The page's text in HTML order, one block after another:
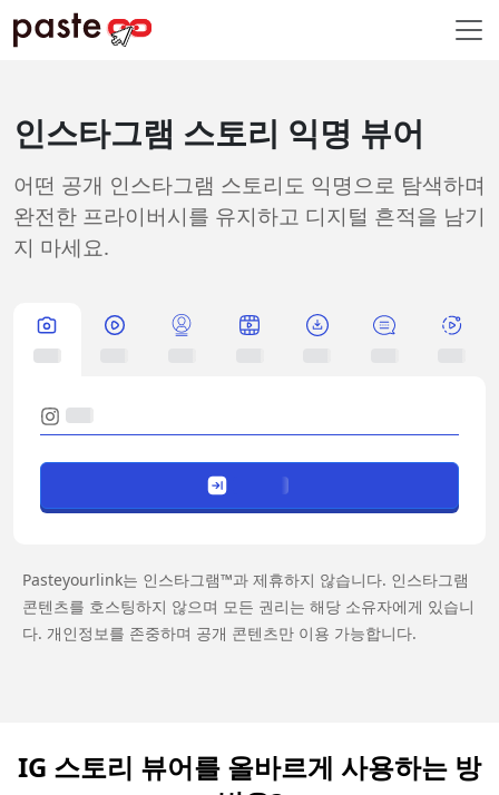
인스타그램 스토리 익명 뷰어
어떤 공개 인스타그램 스토리도 익명으로 탐색하며
완전한 프라이버시를 유지하고 디지털 흔적을 남기
지 마세요.
Pasteyourlink는 인스타그램™과 제휴하지 않습니다. 인스타그램
콘텐츠를 호스팅하지 않으며 모든 권리는 해당 소유자에게 있습니
다. 개인정보를 존중하며 공개 콘텐츠만 이용 가능합니다.
IG 스토리 뷰어를 올바르게 사용하는 방